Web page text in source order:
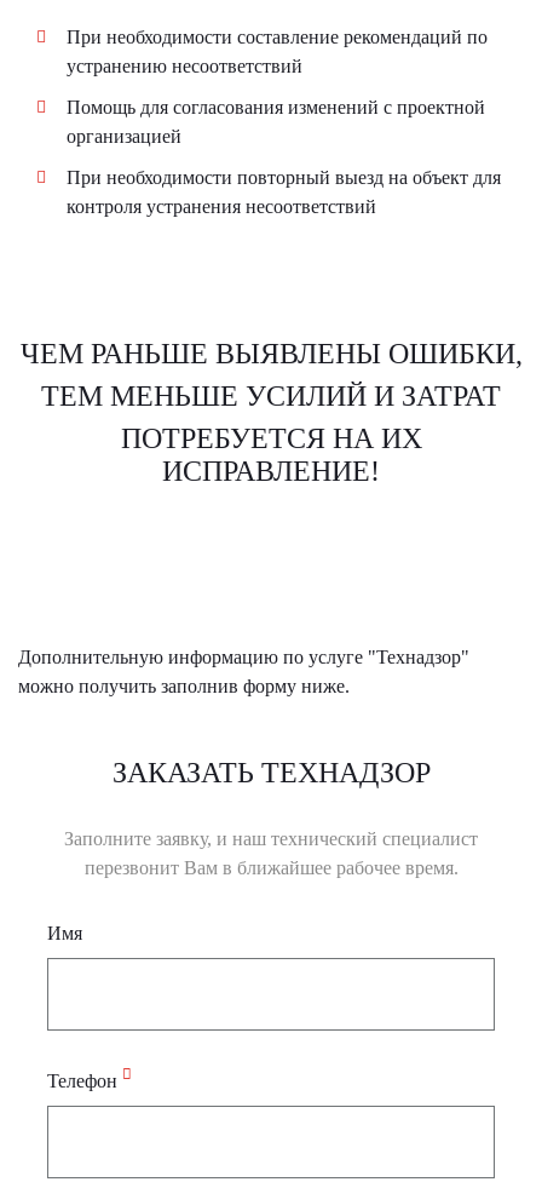
При необходимости составление рекомендаций по
устранению несоответствий
Помощь для согласования изменений с проектной
организацией
При необходимости повторный выезд на объект для
контроля устранения несоответствий
ЧЕМ РАНЬШЕ ВЫЯВЛЕНЫ ОШИБКИ,
ТЕМ МЕНЬШЕ УСИЛИЙ И ЗАТРАТ
ПОТРЕБУЕТСЯ НА ИХ
ИСПРАВЛЕНИЕ!
Дополнительную информацию по услуге "Технадзор"
можно получить заполнив форму ниже.
ЗАКАЗАТЬ ТЕХНАДЗОР
Заполните заявку, и наш технический специалист
перезвонит Вам в ближайшее рабочее время.
Имя
Телефон